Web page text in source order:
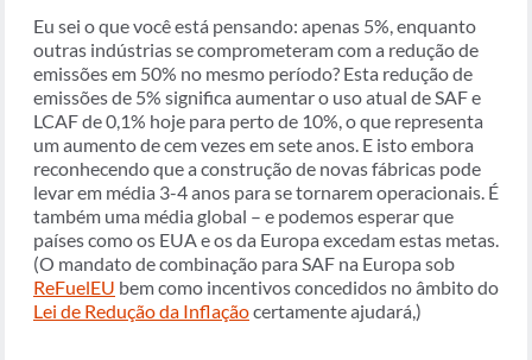
Eu sei o que você está pensando: apenas 5%, enquanto
outras indústrias se comprometeram com a redução de
emissões em 50% no mesmo período? Esta redução de
emissões de 5% significa aumentar o uso atual de SAF e
LCAF de 0,1% hoje para perto de 10%, o que representa
um aumento de cem vezes em sete anos. E isto embora
reconhecendo que a construção de novas fábricas pode
levar em média 3-4 anos para se tornarem operacionais. É
também uma média global – e podemos esperar que
países como os EUA e os da Europa excedam estas metas.
(O mandato de combinação para SAF na Europa sob
ReFuelEU bem como incentivos concedidos no âmbito do
Lei de Redução da Inflaçãocertamente ajudará,)